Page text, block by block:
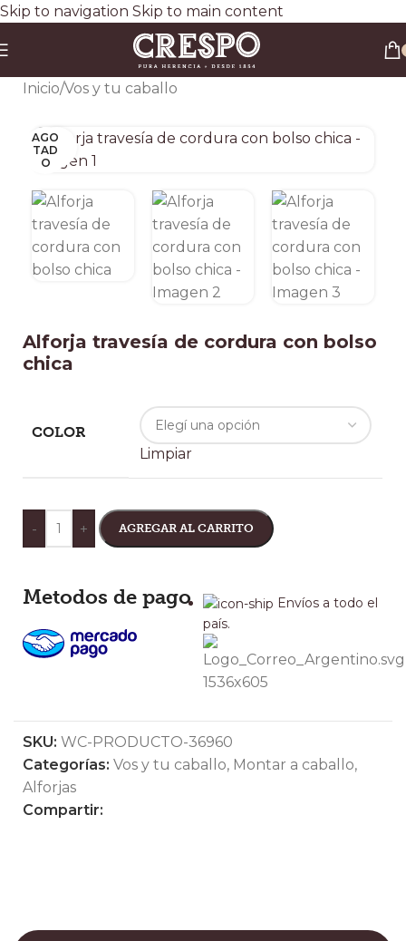
Skip to navigation Skip to main content
Envío gratis a todo el país en compras superiores a $90.000 por Correo Argentino (No
válido en herraduras y clavos)
3 y 6 cuotas sin interés
Descuento ESPECIAL por transferencia bancaria 20%
Inicio/Vos y tu caballo
AGO
TAD
O
Clic para ampliar
Alforja travesía de cordura con bolso
chica
COLOR
Limpiar
- + AGREGAR AL CARRITO
Metodos de pago
Envíos a todo el
país.
SKU: WC-PRODUCTO-36960
Categorías: Vos y tu caballo, Montar a caballo,
Alforjas
Compartir: